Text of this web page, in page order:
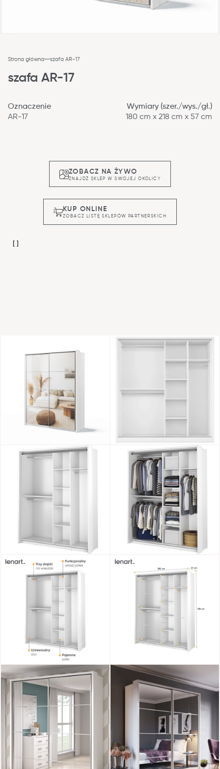
Strona główna szafa AR-17
szafa AR-17
Oznaczenie
AR-17
Wymiary (szer./wys./gł.)
180 cm x 218 cm x 57 cm
ZOBACZ NA ŻYWO
ZNAJDŹ SKLEP W SWOJEJ OKOLICY
KUP ONLINE
ZOBACZ LISTĘ SKLEPÓW PARTNERSKICH